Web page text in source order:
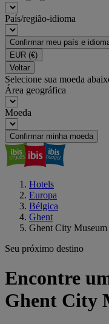
País/região-idioma
Confirmar meu país e
EUR (€)
Voltar
Selecione sua moeda
Área geográfica
Moeda
Confirmar minha moeda
Hotels
Europa
Bélgica
Ghent
Ghent City Museum
Seu próximo destino
Encontre
Ghent City